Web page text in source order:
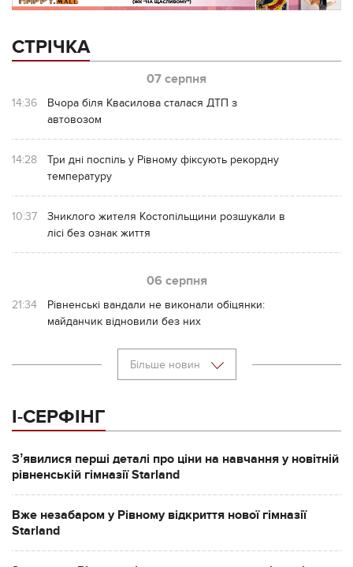
СТРІЧКА
07 серпня
14:36
Вчора біля Квасилова сталася ДТП з
автовозом
14:28
Три дні поспіль у Рівному фіксують рекордну
температуру
10:37
Зниклого жителя Костопільщини розшукали в
лісі без ознак життя
06 серпня
21:34
Рівненські вандали не виконали обіцянки:
майданчик відновили без них
Більше новин
І-СЕРФІНГ
Зʼявилися перші деталі про ціни на навчання у новітній
рівненській гімназії Starland
Вже незабаром у Рівному відкриття нової гімназії
Starland